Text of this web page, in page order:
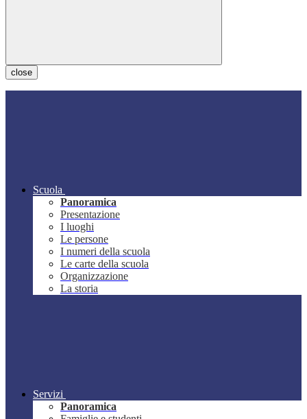
close
Scuola
Panoramica
Presentazione
I luoghi
Le persone
I numeri della scuola
Le carte della scuola
Organizzazione
La storia
Servizi
Panoramica